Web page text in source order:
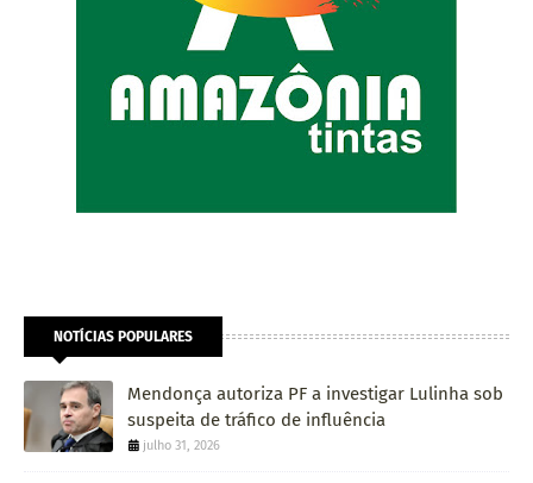
NOTÍCIAS POPULARES
Mendonça autoriza PF a investigar Lulinha sob
suspeita de tráfico de influência
julho 31, 2026